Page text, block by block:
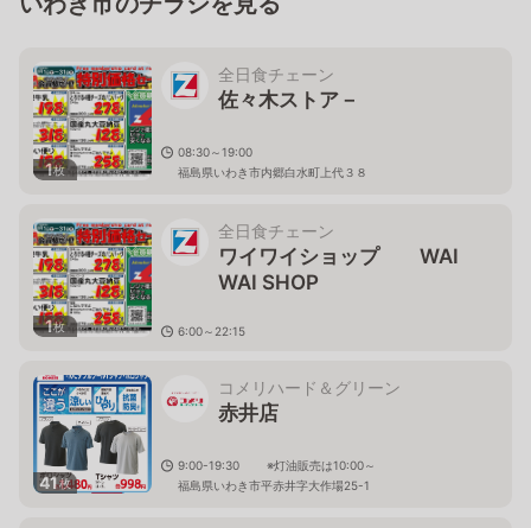
1枚
全日食チェーン
佐々木ストア－
08:30～19:00
福島県いわき市内郷白水町上代３８
1枚
全日食チェーン
ワイワイショップ WAI
WAI SHOP
6:00～22:15
41枚
コメリハード＆グリーン
赤井店
9:00-19:30 ※灯油販売は10:00～
福島県いわき市平赤井字大作場25-1